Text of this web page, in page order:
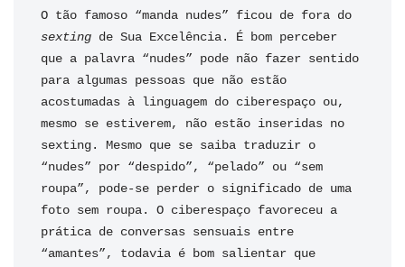
sexting de Sua Excelência. É bom perceber
que a palavra “nudes” pode não fazer sentido
para algumas pessoas que não estão
acostumadas à linguagem do ciberespaço ou,
mesmo se estiverem, não estão inseridas no
sexting. Mesmo que se saiba traduzir o
“nudes” por “despido”, “pelado” ou “sem
roupa”, pode-se perder o significado de uma
foto sem roupa. O ciberespaço favoreceu a
prática de conversas sensuais entre
“amantes”, todavia é bom salientar que